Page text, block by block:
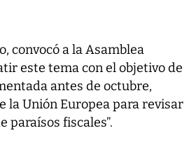
convocó a la Asamblea
este tema con el objetivo de
antes de octubre,
la Unión Europea para revisar
paraísos fiscales”.